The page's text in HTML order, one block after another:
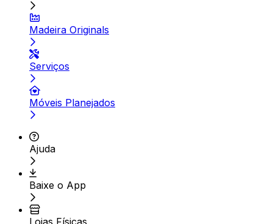
Madeira Originals
Serviços
Móveis Planejados
Ajuda
Baixe o App
Lojas Físicas